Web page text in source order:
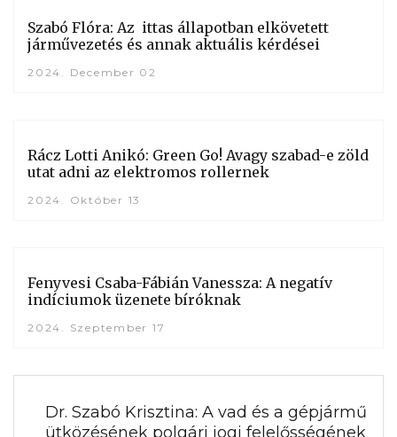
Szabó Flóra: Az ittas állapotban elkövetett
járművezetés és annak aktuális kérdései
2024. December 02
Rácz Lotti Anikó: Green Go! Avagy szabad-e zöld
utat adni az elektromos rollernek
2024. Október 13
Fenyvesi Csaba-Fábián Vanessza: A negatív
indíciumok üzenete bíróknak
2024. Szeptember 17
Dr. Szabó Krisztina: A vad és a gépjármű
ütközésének polgári jogi felelősségének